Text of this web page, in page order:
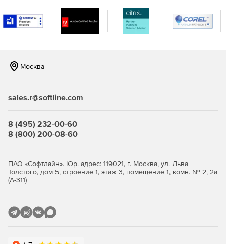
Графический интерфейс.
Архивация отчетов.
SQLite.
миграции с одной рабочей станции на другую.
Возможность быстро добавлять файлы других баз
Поддержка различных параметров при составлении
запросов.
демонстрировать секции кода для улучшенной
навигации и прочтения.
Москва
sales.r@softline.com
8 (495) 232-00-60
8 (800) 200-08-60
ПАО «Софтлайн». Юр. адрес: 119021, г. Москва, ул. Льва
Толстого, дом 5, строение 1, этаж 3, помещение 1, комн. № 2, 2а
(А-311)